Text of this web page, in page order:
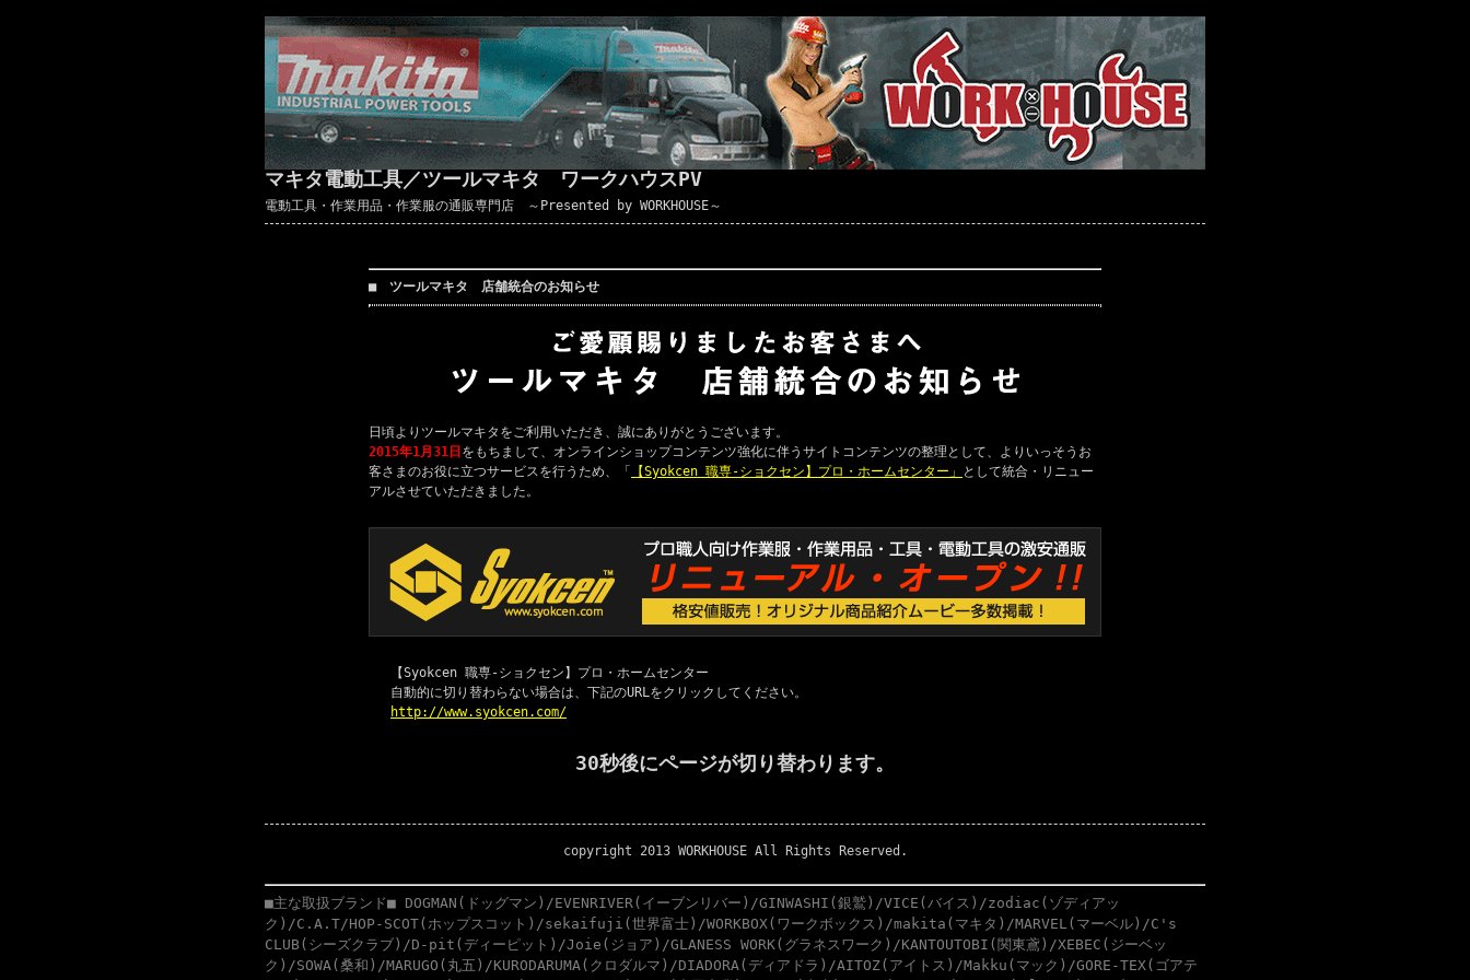
マキタ電動工具／ツールマキタ ワークハウスPV
電動工具・作業用品・作業服の通販専門店 ～Presented by WORKHOUSE～
■ ツールマキタ 店舗統合のお知らせ
日頃よりツールマキタをご利用いただき、誠にありがとうございます。
2015年1月31日 をもちまして、オンラインショップコンテンツ強化に伴うサイトコンテンツの整理として、よりいっそうお
客さまのお役に立つサービスを行うため、「
【Syokcen 職専-ショクセン】プロ・ホームセンター」
として統合・リニュー
アルさせていただきました。
【Syokcen 職専-ショクセン】プロ・ホームセンター
自動的に切り替わらない場合は、下記のURLをクリックしてください。
http://www.syokcen.com/
30秒後にページが切り替わります。
copyright 2013 WORKHOUSE All Rights Reserved.
■主な取扱ブランド■ DOGMAN(ドッグマン)/EVENRIVER(イーブンリバー)/GINWASHI(銀鷲)/VICE(バイス)/zodiac(ゾディアッ
ク)/C.A.T/HOP-SCOT(ホップスコット)/sekaifuji(世界富士)/WORKBOX(ワークボックス)/makita(マキタ)/MARVEL(マーベル)/C's
CLUB(シーズクラブ)/D-pit(ディーピット)/Joie(ジョア)/GLANESS WORK(グラネスワーク)/KANTOUTOBI(関東鳶)/XEBEC(ジーベッ
ク)/SOWA(桑和)/MARUGO(丸五)/KURODARUMA(クロダルマ)/DIADORA(ディアドラ)/AITOZ(アイトス)/Makku(マック)/GORE-TEX(ゴアテ